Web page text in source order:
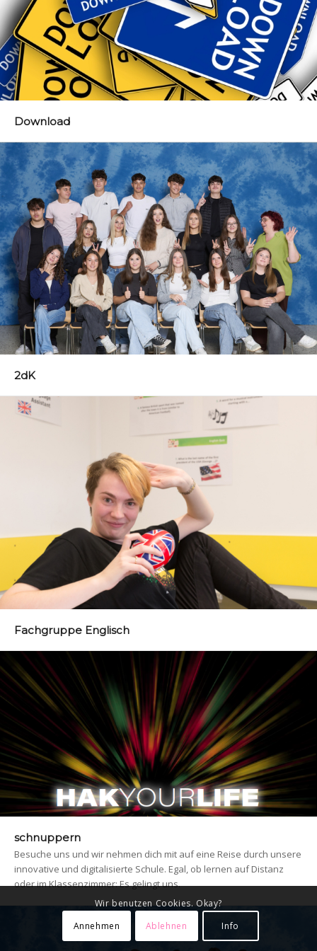
Download
2dK
Fachgruppe Englisch
schnuppern
Besuche uns und wir nehmen dich mit auf eine Reise durch unsere
innovative und digitalisierte Schule. Egal, ob lernen auf Distanz
oder im Klassenzimmer: Es gelingt uns.
Wir benutzen Cookies. Okay?
Annehmen
Ablehnen Info